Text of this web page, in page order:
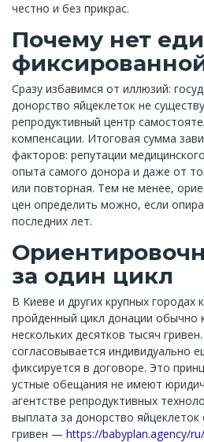
честно и без прикрас.
Почему нет
Сразу избавимся от иллюзий:
донорство яйцеклеток не
репродуктивный центр
компенсации. Итоговая сумма
факторов: репутации
опыта самого донора и даже от
или повторная. Тем не менее,
цен определить можно, если
последних лет.
за один цикл
В Киеве и других крупных городах
пройденный цикл донации обычно
нескольких десятков тысяч
согласовывается индивидуально
фиксируется в договоре. Это
устные обещания не имеют
агентстве репродуктивных
выплата за донорство яйцеклеток
гривен — https://babyplan.agency/